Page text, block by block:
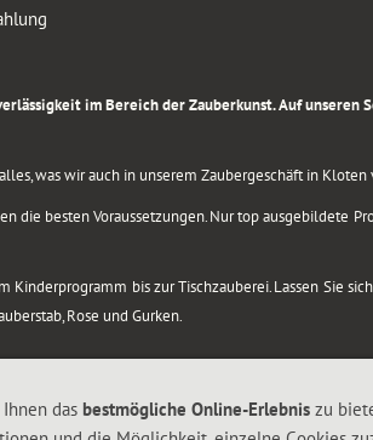
im Bereich der Zauberkunst. Auf
was wir auch in unserem Zaubergeschäft in Kloten
die besten Voraussetzungen. Nur top ausgebildete
Kinderprogramm bis zur Tischzauberei. Lassen
Rose und Gurken.
das bestmögliche Online-Erlebnis zu